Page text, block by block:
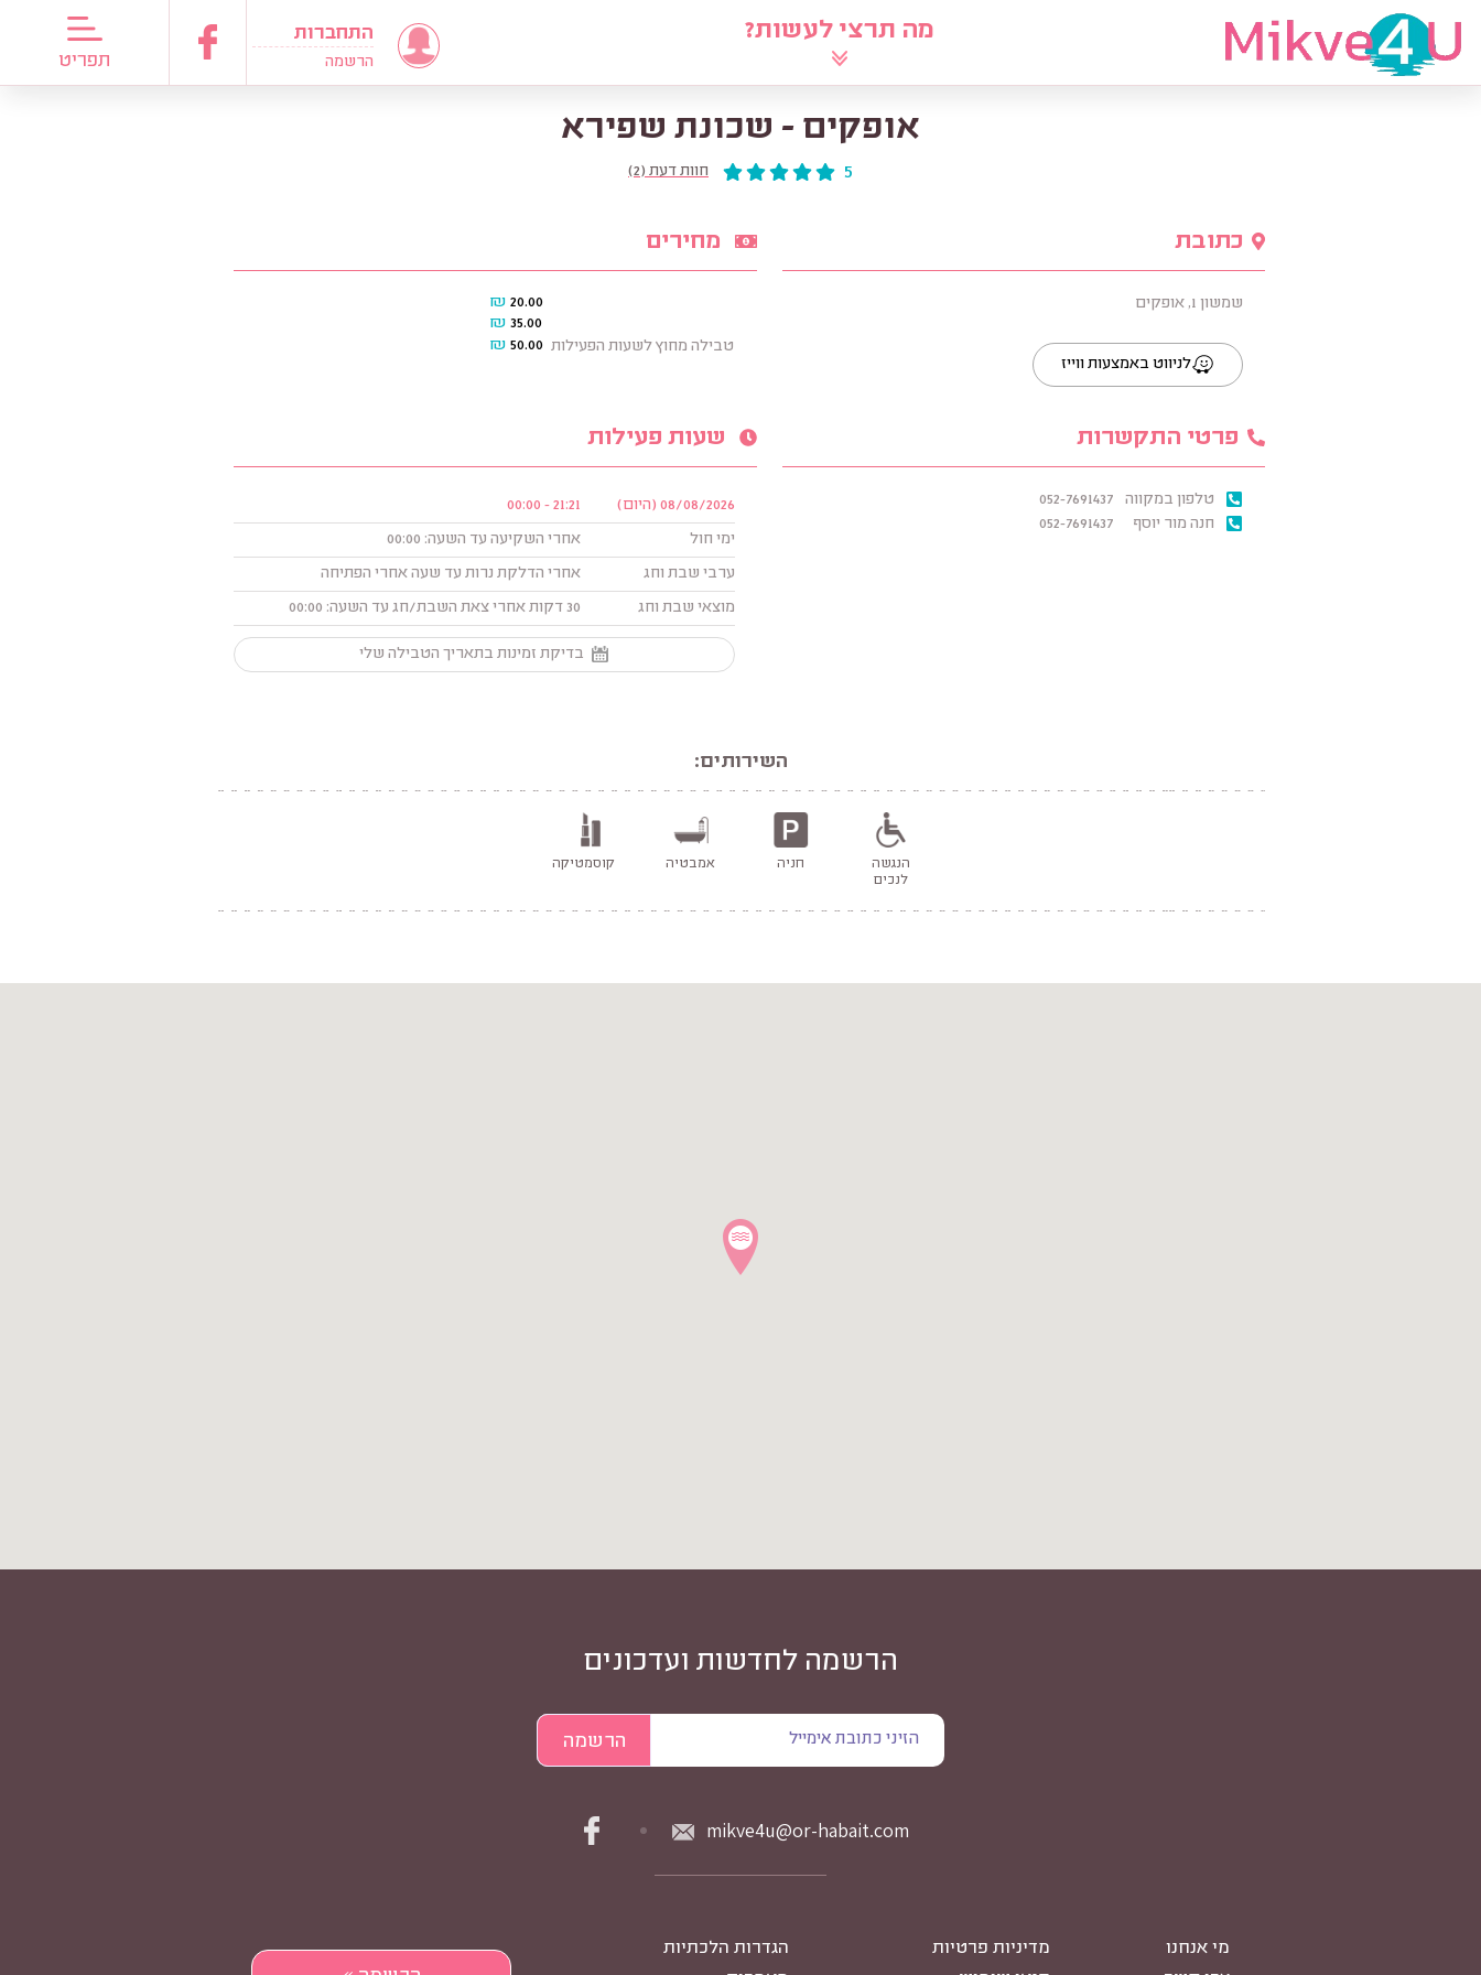
מה תרצי לעשות?
תפריט
התחברות
הרשמה
לוח שאלי את הרב מדריכות כלות
אופקים - שכונת שפירא
5 חוות דעת (2)
כתובת
שמשון 1, אופקים
לניווט באמצעות ווייז
מחירים
20.00
₪
35.00
₪
טבילה מחוץ לשעות הפעילות 50.00
₪
פרטי התקשרות
טלפון במקווה
052-7691437
חנה מור יוסף
052-7691437
שעות פעילות
08/08/2026 (היום)
21:21 - 00:00
ימי חול
אחרי השקיעה עד השעה: 00:00
ערבי שבת וחג
אחרי הדלקת נרות עד שעה אחרי הפתיחה
מוצאי שבת וחג
30 דקות אחרי צאת השבת/חג עד השעה: 00:00
בדיקת זמינות בתאריך הטבילה שלי
השירותים:
הנגשה
לנכים
חניה אמבטיה קוסמטיקה
הרשמה לחדשות ועדכונים
mikve4u@or-habait.com
מי אנחנו
מדיניות פרטיות
הגדרות הלכתיות